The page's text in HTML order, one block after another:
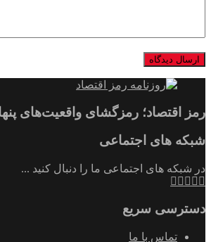
رمز اقتصاد؛ رمزگشای واقعیت‌های
شبکه های اجتماعی
در شبکه های اجتماعی ما را دنبال کنید ...
دسترسی سریع
تماس با ما